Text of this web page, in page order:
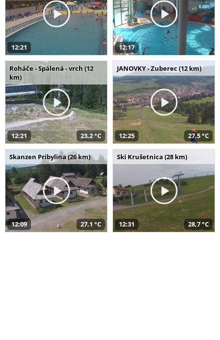
12:21 12:17
Roháče - Spálená - vrch (12
km)
12:21 23,2 °C
JANOVKY - Zuberec (12 km)
12:25 27,5 °C
Skanzen Pribylina (26 km)
12:09 27,1 °C
Ski Krušetnica (28 km)
12:31 28,7 °C